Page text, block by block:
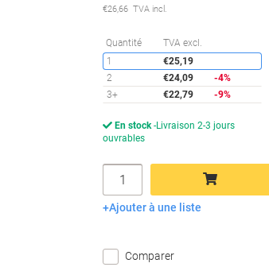
€26,66 TVA incl.
Quantité TVA excl.
1
€25,19
2
€24,09
-4%
3+
€22,79 -9%
En stock Livraison 2-3 jours
ouvrables
Quantité
Ajouter au panier
Ajouter à une liste
Comparer